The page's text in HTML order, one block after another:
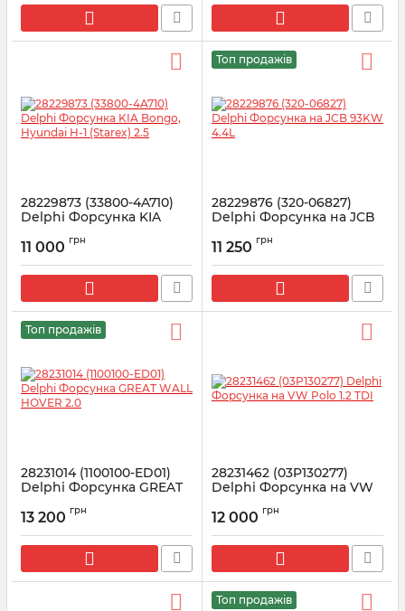
28229873 (33800-4A710)
Delphi Форсунка KIA
(Starex) 2.5
Артикул: 28229873
11 000 грн
Топ продажів
28229876 (320-06827)
Delphi Форсунка на JCB
Артикул: 28229876
11 250 грн
Топ продажів
28231014 (1100100-ED01)
Delphi Форсунка GREAT
Артикул: 28231014
13 200 грн
28231462 (03P130277)
Delphi Форсунка на VW
Артикул: 28231462
12 000 грн
Топ продажів